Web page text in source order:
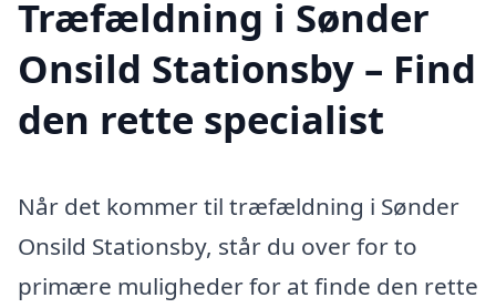
Træfældning i Sønder
Onsild Stationsby – Find
den rette specialist
Når det kommer til træfældning i Sønder
Onsild Stationsby, står du over for to
primære muligheder for at finde den rette